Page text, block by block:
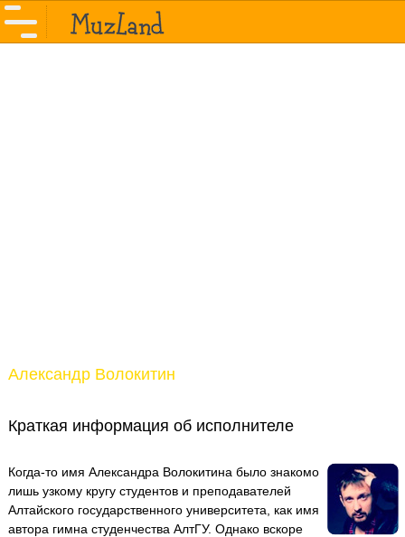
Александр Волокитин
Краткая информация об исполнителе
Когда-то имя Александра Волокитина было знакомо
лишь узкому кругу студентов и преподавателей
Алтайского государственного университета, как имя
автора гимна студенчества АлтГУ. Однако вскоре